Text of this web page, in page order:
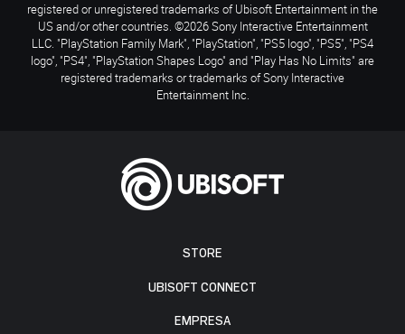
STORE
UBISOFT CONNECT
EMPRESA
registered or unregistered trademarks of Ubisoft Entertainment in the
US and/or other countries. ©2026 Sony Interactive Entertainment
LLC. "PlayStation Family Mark", "PlayStation", "PS5 logo", "PS5", "PS4
logo", "PS4", "PlayStation Shapes Logo" and "Play Has No Limits" are
registered trademarks or trademarks of Sony Interactive
Entertainment Inc.